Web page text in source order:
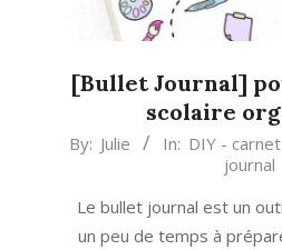
[Bullet Journal]
scolaire
2022-
21
By: Julie In: DIY -
journal
Le bullet journal est un
un peu de temps à